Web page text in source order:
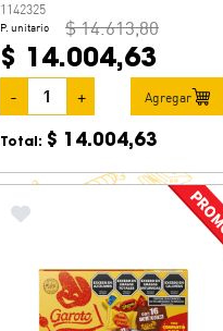
1142325
P. unitario $ 14.613,80
$ 14.004,63
- + Agregar
Total: $ 14.004,63